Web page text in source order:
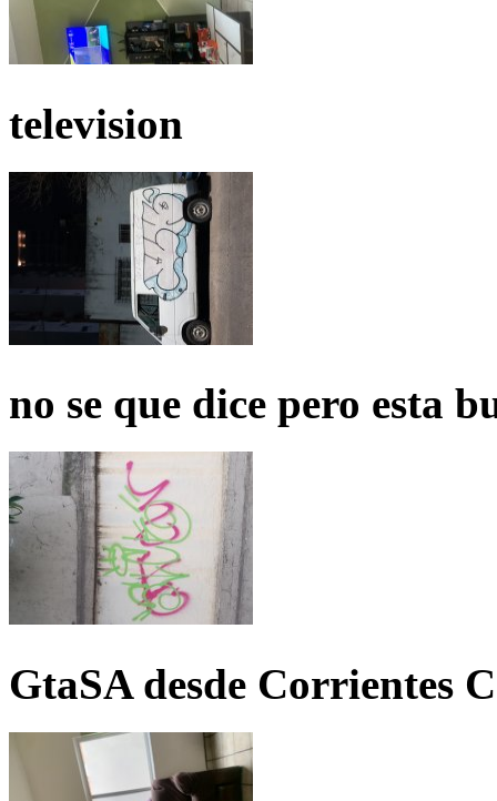
television
no se que dice pero esta
GtaSA desde Corrientes